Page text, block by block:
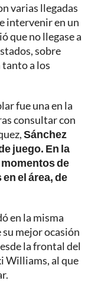
varias llegadas
intervenir en un
que no llegase a
sobre
a los
fue una en la
consultar con
Sánchez
juego. En la
de
el área, de
en la misma
mejor ocasión
la frontal del
Williams, al que